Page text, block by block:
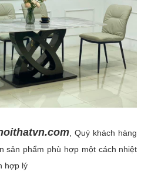
, Quý khách hàng
sản phẩm phù hợp một cách nhiệt
hợp lý